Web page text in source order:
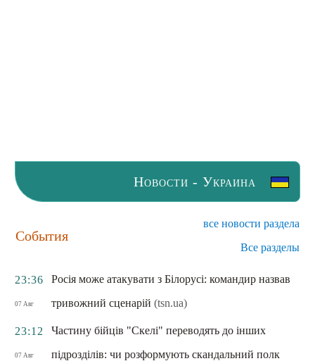
Новости - Украина
События
все новости раздела
Все разделы
23:36
07 Авг
Росія може атакувати з Білорусі: командир назвав
тривожний сценарій (tsn.ua)
23:12
07 Авг
Частину бійців "Скелі" переводять до інших
підрозділів: чи розформують скандальний полк